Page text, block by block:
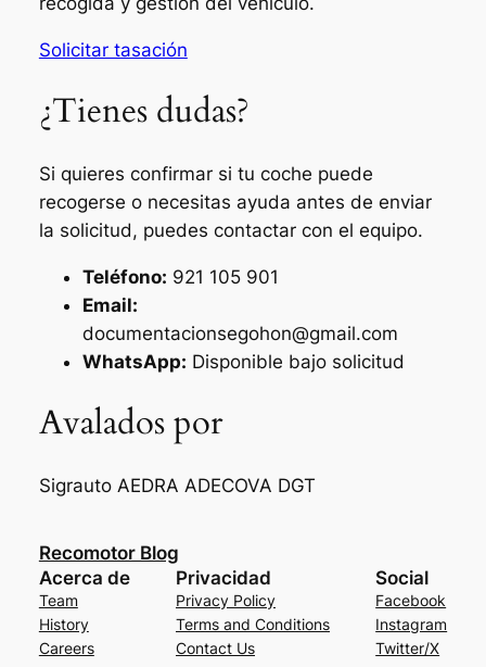
Solicitar tasación
¿Tienes dudas?
Si quieres confirmar si tu coche puede
recogerse o necesitas ayuda antes de enviar
la solicitud, puedes contactar con el equipo.
Teléfono: 921 105 901
Email:
documentacionsegohon@gmail.com
WhatsApp: Disponible bajo solicitud
Avalados por
Sigrauto AEDRA ADECOVA DGT
Recomotor Blog
Acerca de
Team
History
Careers
Privacidad
Privacy Policy
Terms and Conditions
Contact Us
Social
Facebook
Instagram
Twitter/X